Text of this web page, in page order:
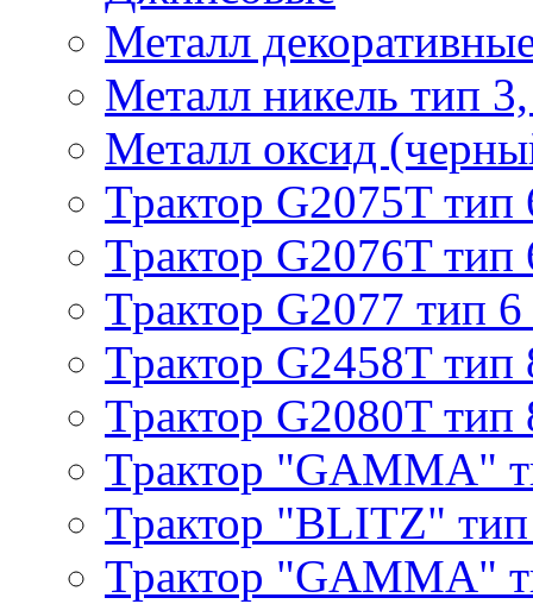
Металл
Металл никель тип
Металл оксид
Трактор G2075T тип
Трактор G2076T тип
Трактор G2077 тип 6
Трактор G2458T тип
Трактор G2080T тип
Трактор "GAMMA"
Трактор "BLITZ"
Трактор "GAMMA"